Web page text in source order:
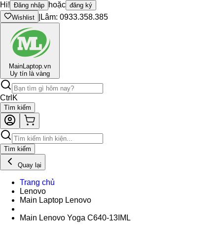
Hi! Đăng nhập hoặc đăng ký
Wishlist
Lâm: 0933.358.385
MainLaptop.vn
Uy tín là vàng
Ctrl K
Tìm kiếm
Tìm kiếm
Quay lại
Trang chủ
Lenovo
Main Laptop Lenovo
Main Lenovo Yoga C640-13IML